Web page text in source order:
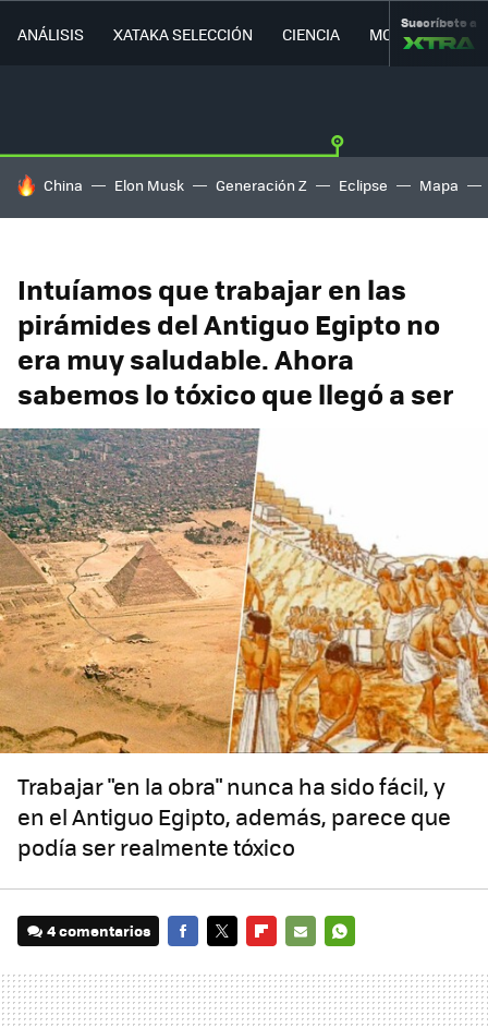
ANÁLISIS XATAKA SELECCIÓN CIENCIA MOVILIDAD
Suscríbete a
HOY SE HABLA DE
China Elon Musk Generación Z Eclipse Mapa
Intuíamos que trabajar en las
pirámides del Antiguo Egipto no
era muy saludable. Ahora
sabemos lo tóxico que llegó a ser
Trabajar "en la obra" nunca ha sido fácil, y
en el Antiguo Egipto, además, parece que
podía ser realmente tóxico
4 comentarios
MAIL